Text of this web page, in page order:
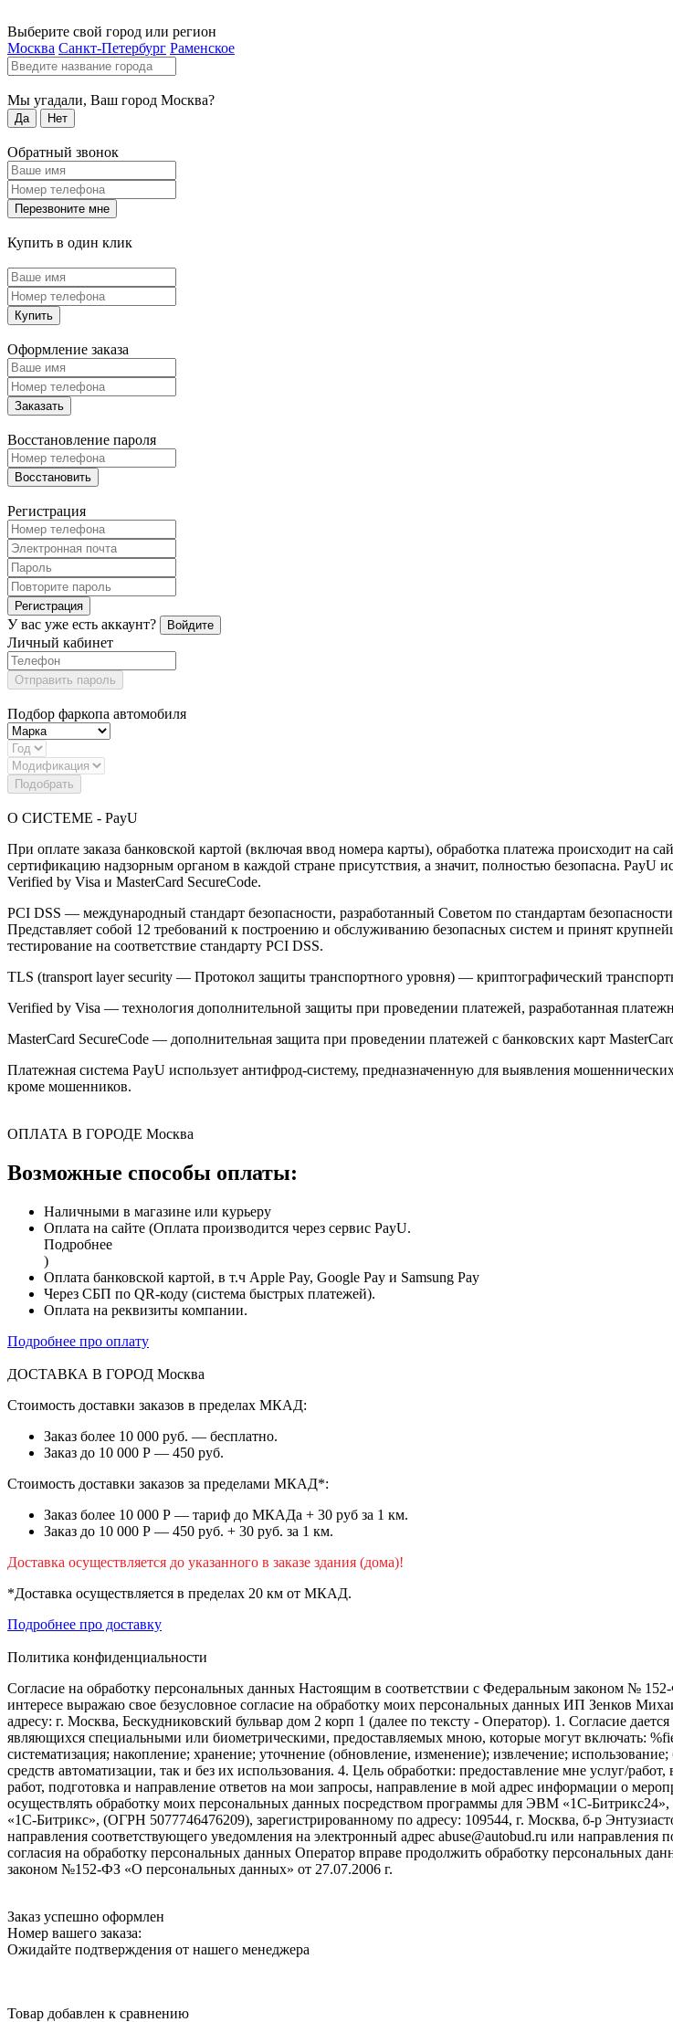
Выберите свой город или регион
Москва Санкт-Петербург Раменское
Мы угадали, Ваш город Москва?
Да Нет
Обратный звонок
Перезвоните мне
Купить в один клик
Купить
Оформление заказа
Заказать
Восстановление пароля
Восстановить
Регистрация
Регистрация
У вас уже есть аккаунт? Войдите
Личный кабинет
Отправить пароль
Подбор фаркопа автомобиля
Подобрать
О СИСТЕМЕ - PayU
При оплате заказа банковской картой (включая ввод номера карты), обработка платежа происходит на
сертификацию надзорным органом в каждой стране присутствия, а значит, полностью безопасна. PayU
Verified by Visa и MasterCard SecureCode.
PCI DSS — международный стандарт безопасности, разработанный Советом по стандартам
Представляет собой 12 требований к построению и обслуживанию безопасных систем и принят
тестирование на соответствие стандарту PCI DSS.
TLS (transport layer security — Протокол защиты транспортного уровня) — криптографический
Verified by Visa — технология дополнительной защиты при проведении платежей, разработанная
MasterCard SecureCode — дополнительная защита при проведении платежей с банковских карт
Платежная система PayU использует антифрод-систему, предназначенную для выявления
кроме мошенников.
ОПЛАТА В ГОРОДЕ Москва
Возможные способы оплаты:
Наличными в магазине или курьеру
Оплата на сайте (Оплата производится через сервис PayU.
Подробнее
)
Оплата банковской картой, в т.ч Apple Pay, Google Pay и Samsung Pay
Через СБП по QR-коду (система быстрых платежей).
Оплата на реквизиты компании.
Подробнее про оплату
ДОСТАВКА В ГОРОД Москва
Стоимость доставки заказов в пределах МКАД:
Заказ более 10 000 руб. — бесплатно.
Заказ до 10 000 Р — 450 руб.
Стоимость доставки заказов за пределами МКАД*:
Заказ более 10 000 Р — тариф до МКАДа + 30 руб за 1 км.
Заказ до 10 000 Р — 450 руб. + 30 руб. за 1 км.
Доставка осуществляется до указанного в заказе здания (дома)!
*Доставка осуществляется в пределах 20 км от МКАД.
Подробнее про доставку
Политика конфиденциальности
Согласие на обработку персональных данных Настоящим в соответствии с Федеральным законом №
интересе выражаю свое безусловное согласие на обработку моих персональных данных ИП Зенков
адресу: г. Москва, Бескудниковский бульвар дом 2 корп 1 (далее по тексту - Оператор). 1. Согласие
являющихся специальными или биометрическими, предоставляемых мною, которые могут включать:
систематизация; накопление; хранение; уточнение (обновление, изменение); извлечение;
средств автоматизации, так и без их использования. 4. Цель обработки: предоставление мне услуг/
работ, подготовка и направление ответов на мои запросы, направление в мой адрес информации о
осуществлять обработку моих персональных данных посредством программы для ЭВМ «1С-
«1С-Битрикс», (ОГРН 5077746476209), зарегистрированному по адресу: 109544, г. Москва, б-р
направления соответствующего уведомления на электронный адрес abuse@autobud.ru или
согласия на обработку персональных данных Оператор вправе продолжить обработку персональных
законом №152-ФЗ «О персональных данных» от 27.07.2006 г.
Заказ успешно оформлен
Номер вашего заказа:
Ожидайте подтверждения от нашего менеджера
Товар добавлен к сравнению